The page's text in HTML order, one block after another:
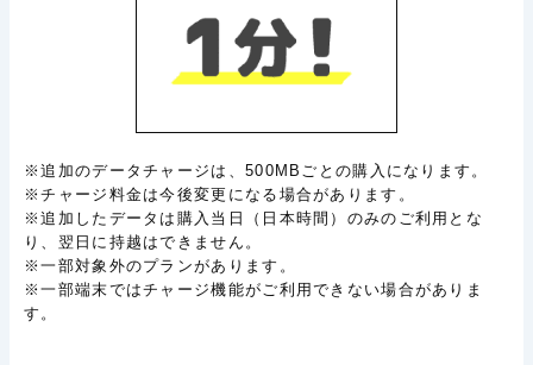
※追加のデータチャージは、500MBごとの購入になります。
※チャージ料金は今後変更になる場合があります。
※追加したデータは購入当日（日本時間）のみのご利用とな
り、翌日に持越はできません。
※一部対象外のプランがあります。
※一部端末ではチャージ機能がご利用できない場合がありま
す。